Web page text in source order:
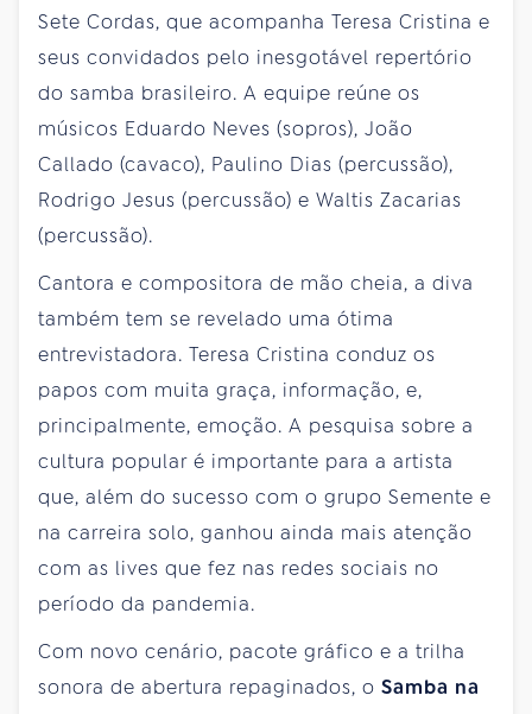
Sete Cordas, que acompanha Teresa Cristina e
seus convidados pelo inesgotável repertório
do samba brasileiro. A equipe reúne os
músicos Eduardo Neves (sopros), João
Callado (cavaco), Paulino Dias (percussão),
Rodrigo Jesus (percussão) e Waltis Zacarias
(percussão).
Cantora e compositora de mão cheia, a diva
também tem se revelado uma ótima
entrevistadora. Teresa Cristina conduz os
papos com muita graça, informação, e,
principalmente, emoção. A pesquisa sobre a
cultura popular é importante para a artista
que, além do sucesso com o grupo Semente e
na carreira solo, ganhou ainda mais atenção
com as lives que fez nas redes sociais no
período da pandemia.
Com novo cenário, pacote gráfico e a trilha
sonora de abertura repaginados, o Samba na